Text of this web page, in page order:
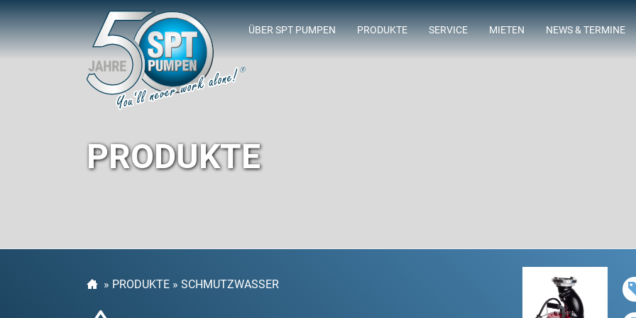
ÜBER SPT PUMPEN PRODUKTE SERVICE MIETEN NEWS & TERMINE
PRODUKTE
» PRODUKTE » SCHMUTZWASSER